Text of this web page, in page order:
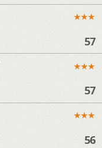
★★★
57
★★★
57
★★★
56